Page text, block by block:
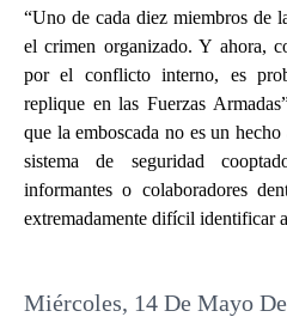
“Uno de cada diez miembros de
el crimen organizado. Y ahora,
por el conflicto interno, es
replique en las Fuerzas
que la emboscada no es un
sistema de seguridad
informantes o colaboradores
extremadamente difícil identificar
Miércoles, 14 De Mayo